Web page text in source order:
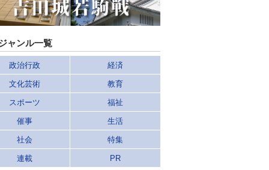
ャンル一覧
政治行政 経済
文化芸術 教育
スポーツ 福祉
催事 生活
社会 特集
連載 PR